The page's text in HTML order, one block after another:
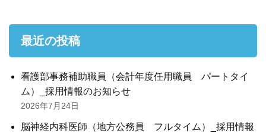
最近の投稿
看護部事務補助職員（会計年度任用職員 パートタイ
ム）_採用情報のお知らせ
2026年7月24日
脳神経内科医師（地方公務員 フルタイム）_採用情報